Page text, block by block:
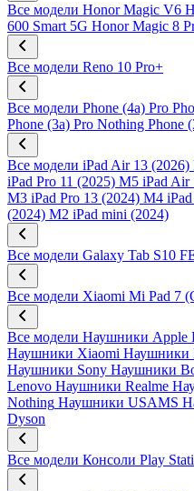
Все модели Honor Magic V6
600 Smart 5G Honor Magic 8
Все модели Reno 10 Pro+
Все модели Phone (4a) Pro
Phone (3a) Pro Nothing Phone
Все модели iPad Air 13 (2026)
iPad Pro 11 (2025) M5 iPad Air
M3 iPad Pro 13 (2024) M4
(2024) M2 iPad mini (2024)
Все модели Galaxy Tab S10
Все модели Xiaomi Mi Pad 7
Все модели Наушники Apple
Наушники Xiaomi Наушники
Наушники Sony Наушники
Lenovo Наушники Realme
Nothing Наушники USAMS
Dyson
Все модели Консоли Play